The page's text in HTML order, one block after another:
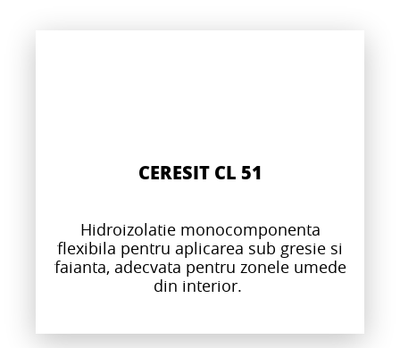
CERESIT CL 51
Hidroizolatie monocomponenta
flexibila pentru aplicarea sub gresie si
faianta, adecvata pentru zonele umede
din interior.